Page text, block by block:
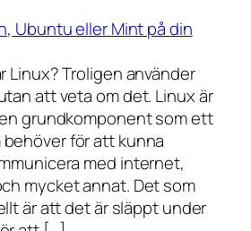
Ubuntu eller Mint på din
Linux? Troligen använder
att veta om det. Linux är
grundkomponent som ett
för att kunna
med internet,
mycket annat. Det som
är att det är släppt under